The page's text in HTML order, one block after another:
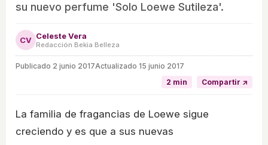
su nuevo perfume 'Solo Loewe Sutileza'.
CV Celeste Vera
Redacción Bekia Belleza
Publicado 2 junio 2017Actualizado 15 junio 2017
2 min
Compartir ↗
La familia de fragancias de Loewe sigue
creciendo y es que a sus nuevas